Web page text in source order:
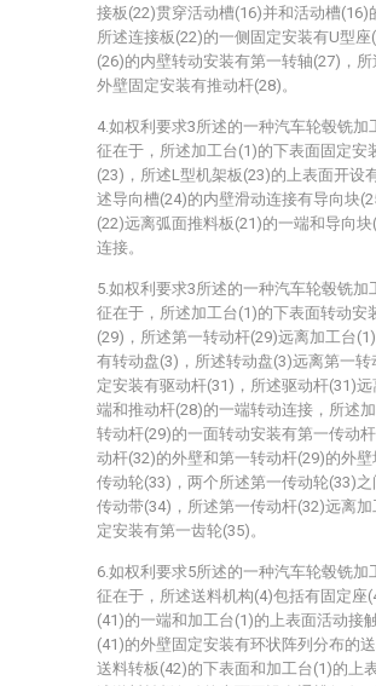
接板(22)贯穿活动槽(16)并和活动槽(16)
所述连接板(22)的一侧固定安装有U型座
(26)的内壁转动安装有第一转轴(27)，
外壁固定安装有推动杆(28)。
4.如权利要求3所述的一种汽车轮毂铣加
征在于，所述加工台(1)的下表面固定安
(23)，所述L型机架板(23)的上表面开设
述导向槽(24)的内壁滑动连接有导向块
(22)远离弧面推料板(21)的一端和导向
连接。
5.如权利要求3所述的一种汽车轮毂铣加
征在于，所述加工台(1)的下表面转动安
(29)，所述第一转动杆(29)远离加工台
有转动盘(3)，所述转动盘(3)远离第一转
定安装有驱动杆(31)，所述驱动杆(31)
端和推动杆(28)的一端转动连接，所述
转动杆(29)的一面转动安装有第一传动
动杆(32)的外壁和第一转动杆(29)的外
传动轮(33)，两个所述第一传动轮(33)
传动带(34)，所述第一传动杆(32)远离
定安装有第一齿轮(35)。
6.如权利要求5所述的一种汽车轮毂铣加
征在于，所述送料机构(4)包括有固定座
(41)的一端和加工台(1)的上表面活动接
(41)的外壁固定安装有环状阵列分布的
送料转板(42)的下表面和加工台(1)的上